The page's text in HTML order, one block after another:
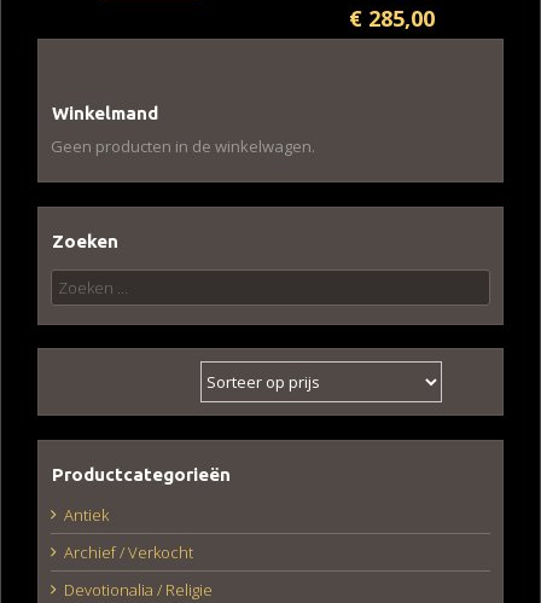
€285,00
Winkelmand
Geen producten in de winkelwagen.
Zoeken
Zoeken
naar:
Productcategorieën
Antiek
Archief / Verkocht
Devotionalia / Religie